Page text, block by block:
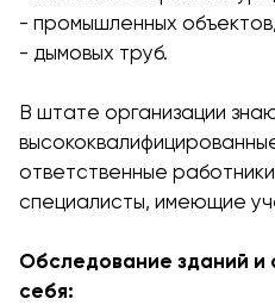
- промышленных объектов,
- дымовых труб.
В штате организации
ответственные
специалисты, имеющие
Обследование зданий и
себя: